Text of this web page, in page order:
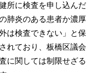
所に検査を申し込んだ
肺炎のある患者か濃厚
は検査できない」と保
れており、板橋区議会
に関しては制限せざる